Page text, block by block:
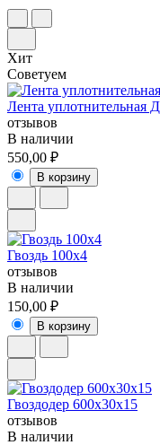
Хит
Советуем
Лента уплотнительная
отзывов
В наличии
550,00 ₽
В корзину
Гвоздь 100х4
отзывов
В наличии
150,00 ₽
В корзину
Гвоздодер 600х30х15
отзывов
В наличии